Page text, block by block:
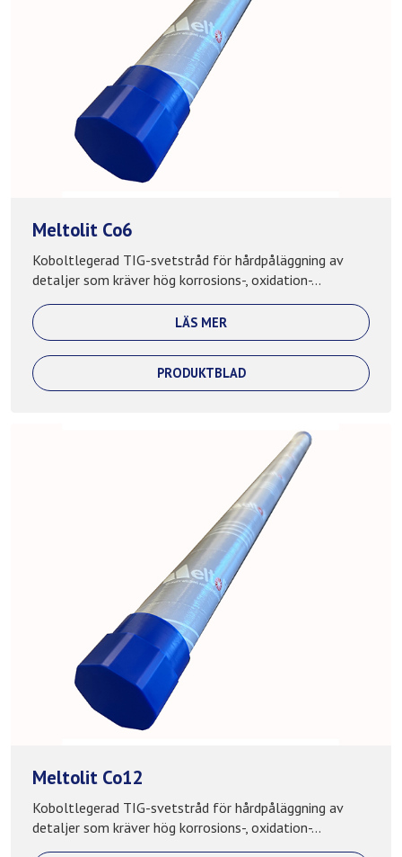
Meltolit Co6
Koboltlegerad TIG-svetstråd för hårdpåläggning av
detaljer som kräver hög korrosions-, oxidation-...
LÄS MER
PRODUKTBLAD
Meltolit Co12
Koboltlegerad TIG-svetstråd för hårdpåläggning av
detaljer som kräver hög korrosions-, oxidation-...